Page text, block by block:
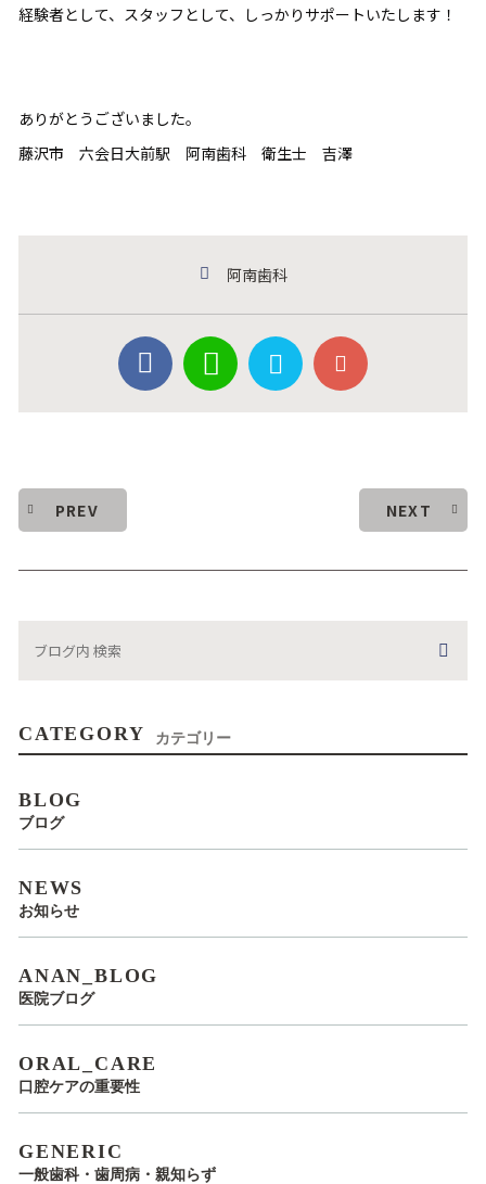
経験者として、スタッフとして、しっかりサポートいたします！
ありがとうございました。
藤沢市 六会日大前駅 阿南歯科 衛生士 吉澤
阿南歯科
PREV NEXT
CATEGORY カテゴリー
BLOG
ブログ
NEWS
お知らせ
ANAN_BLOG
医院ブログ
ORAL_CARE
口腔ケアの重要性
GENERIC
一般歯科・歯周病・親知らず